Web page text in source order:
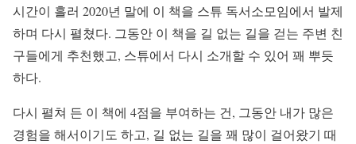
시간이 흘러 2020년 말에 이 책을 스튜 독서소모임에서 발제
하며 다시 펼쳤다. 그동안 이 책을 길 없는 길을 걷는 주변 친
구들에게 추천했고, 스튜에서 다시 소개할 수 있어 꽤 뿌듯
하다.
다시 펼쳐 든 이 책에 4점을 부여하는 건, 그동안 내가 많은
경험을 해서이기도 하고, 길 없는 길을 꽤 많이 걸어왔기 때